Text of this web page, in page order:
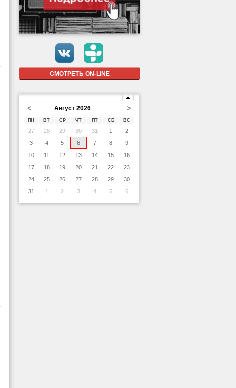
СМОТРЕТЬ ON-LINE
< >
Август 2026
ПН ВТ СР ЧТ ПТ СБ ВС
27 28 29 30 31 1
2
3
4 5 6 7 8
9
10
11 12 13 14 15
16
17
18 19 20 21 22
23
24
25 26 27 28 29
30
31
1 2 3 4 5 6